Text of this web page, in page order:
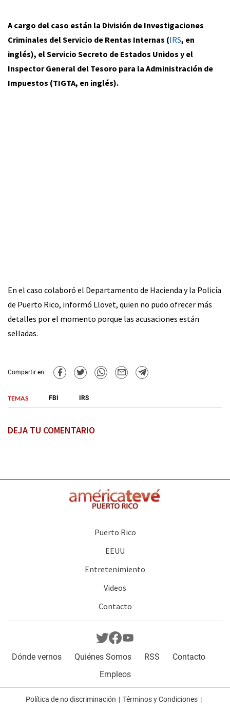
A cargo del caso están la División de Investigaciones
Criminales del Servicio de Rentas Internas (IRS, en
inglés), el Servicio Secreto de Estados Unidos y el
Inspector General del Tesoro para la Administración de
Impuestos (TIGTA, en inglés).
En el caso colaboró el Departamento de Hacienda y la Policía
de Puerto Rico, informó Llovet, quien no pudo ofrecer más
detalles por el momento porque las acusaciones están
selladas.
Compartir en:
TEMAS FBI IRS
DEJA TU COMENTARIO
Puerto Rico
EEUU
Entretenimiento
Videos
Contacto
Dónde vernos Quiénes Somos RSS
Contacto
Empleos
Política de no discriminación Términos y Condiciones